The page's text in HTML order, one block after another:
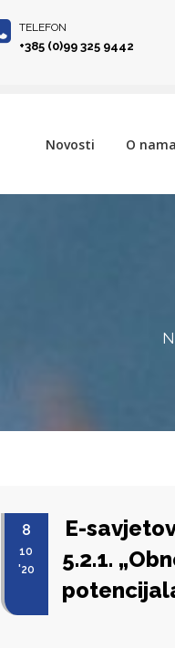
TELEFON
+385 (0)99 325 9442
Novosti O nama
8
10
'20
E-
5.2.1.